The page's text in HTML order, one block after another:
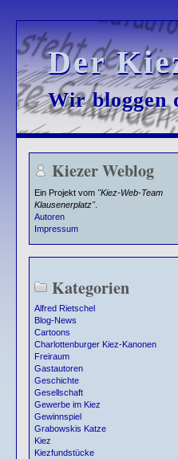
Der
Der
Wir bloggen
Wir bloggen
Kiezer Weblog
Ein Projekt vom "Kiez-Web-Team
Klausenerplatz".
Autoren
Impressum
Kategorien
Alfred Rietschel
Blog-News
Cartoons
Charlottenburger Kiez-Kanonen
Freiraum
Gastautoren
Geschichte
Gesellschaft
Gewerbe im Kiez
Gewinnspiel
Grabowskis Katze
Kiez
Kiezfundstücke